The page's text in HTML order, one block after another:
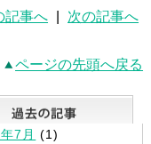
記事へ 次の記事へ
ページの先頭へ戻る
一覧
7月 (1)